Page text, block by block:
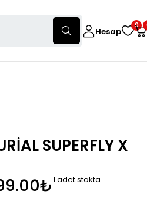
Hesap
0
SUPERFLY X
₺1 adet stokta